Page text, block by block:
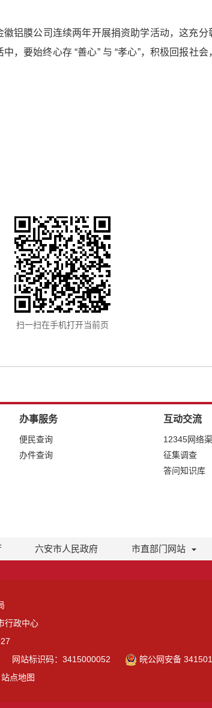
膜公司连续两年开展捐资助学活动，这充分
，要始终心存 “善心” 与 “孝心”，积极回报社
扫一扫在手机打开当前页
办事服务
便民查询
办件查询
互动交流
12345网络
征集调查
答问知识库
六安市人民政府 市直部门网站
行政中心
网站标识码：3415000052
皖公网安备
站点地图